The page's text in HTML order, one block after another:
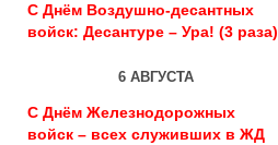
С Днём Воздушно-десантных
войск: Десантуре – Ура! (3 раза)
6 АВГУСТА
С Днём Железнодорожных
войск – всех служивших в ЖД